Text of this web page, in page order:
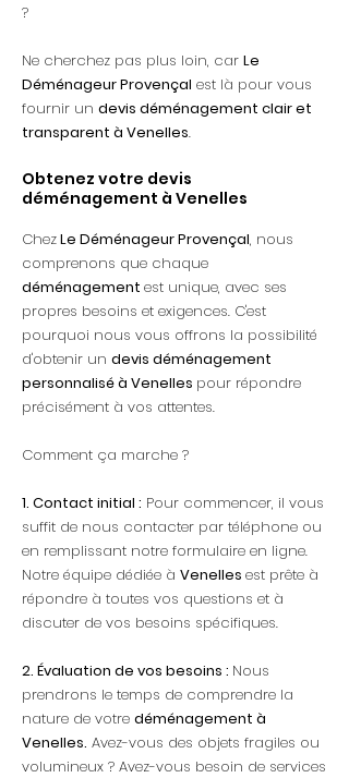
?
Ne cherchez pas plus loin, car Le
Déménageur Provençal est là pour vous
fournir un devis déménagement clair et
transparent à Venelles.
Obtenez votre devis
déménagement à Venelles
ChezLe Déménageur Provençal, nous
comprenons que chaque
déménagement est unique, avec ses
propres besoins et exigences. C'est
pourquoi nous vous offrons la possibilité
d'obtenir un devis déménagement
personnalisé à Venelles pour répondre
précisément à vos attentes.
Comment ça marche ?
1. Contact initial : Pour commencer, il vous
suffit de nous contacter par téléphone ou
en remplissant notre formulaire en ligne.
Notre équipe dédiée à Venelles est prête à
répondre à toutes vos questions et à
discuter de vos besoins spécifiques.
2. Évaluation de vos besoins : Nous
prendrons le temps de comprendre la
nature de votre déménagement à
Venelles. Avez-vous des objets fragiles ou
volumineux ? Avez-vous besoin de services